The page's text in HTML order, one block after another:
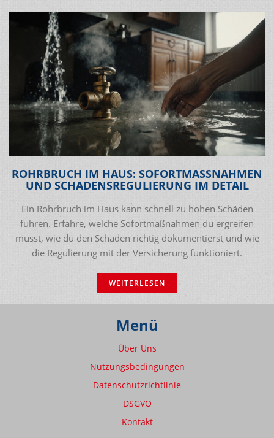
ROHRBRUCH IM HAUS: SOFORTMASSNAHMEN
UND SCHADENSREGULIERUNG IM DETAIL
Ein Rohrbruch im Haus kann schnell zu hohen Schäden
führen. Erfahre, welche Sofortmaßnahmen du ergreifen
musst, wie du den Schaden richtig dokumentierst und wie
die Regulierung mit der Versicherung funktioniert.
WEITERLESEN
Menü
Über Uns
Nutzungsbedingungen
Datenschutzrichtlinie
DSGVO
Kontakt